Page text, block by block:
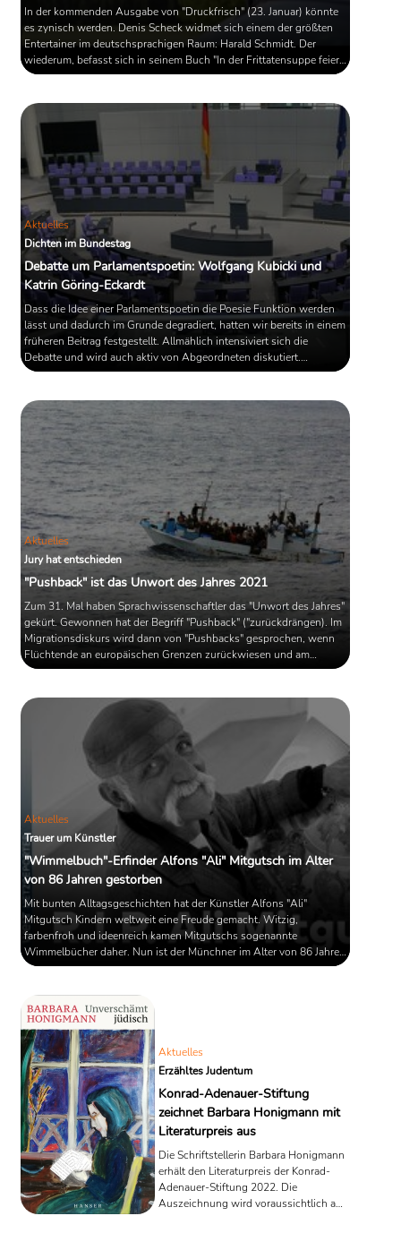
In der kommenden Ausgabe von "Druckfrisch" (23. Januar) könnte
es zynisch werden. Denis Scheck widmet sich einem der größten
Entertainer im deutschsprachigen Raum: Harald Schmidt. Der
wiederum, befasst sich in seinem Buch "In der Frittatensuppe feiert
die Provinz ihre Triumphe" mit einem der berühmtesten
Jahrhundertschriftsteller war nicht nur ein Meister der
Übertreibungskunst, sondern auch begeisterter Wirts- und
Kaffeehausbesucher. ...
Aktuelles
Dichten im Bundestag
Debatte um Parlamentspoetin: Wolfgang Kubicki und
Katrin Göring-Eckardt
Dass die Idee einer Parlamentspoetin die Poesie Funktion werden
lässt und dadurch im Grunde degradiert, hatten wir bereits in einem
früheren Beitrag festgestellt. Allmählich intensiviert sich die
Debatte und wird auch aktiv von Abgeordneten diskutiert.
Ausgerechnet der FDP-Politiker Wolfgang Kubicki überzeugt dabei
als viele seiner Kolleginnen und Kollegen.
Aktuelles
Jury hat entschieden
"Pushback" ist das Unwort des Jahres 2021
Zum 31. Mal haben Sprachwissenschaftler das "Unwort des Jahres"
gekürt. Gewonnen hat der Begriff "Pushback" ("zurückdrängen). Im
Migrationsdiskurs wird dann von "Pushbacks" gesprochen, wenn
Flüchtende an europäischen Grenzen zurückwiesen und am
Grenzübertritt gehindert werden. Die Jury kritisiert die unreflektierte
Prozess beschönigt wird, der den Menschen auf der Flucht die
Möglichkeit nimmt, das Menschen- und Grundrecht auf Asyl ...
Aktuelles
Trauer um Künstler
"Wimmelbuch"-Erfinder Alfons "Ali" Mitgutsch im Alter
von 86 Jahren gestorben
Mit bunten Alltagsgeschichten hat der Künstler Alfons "Ali"
Mitgutsch Kindern weltweit eine Freude gemacht. Witzig,
farbenfroh und ideenreich kamen Mitgutschs sogenannte
Wimmelbücher daher. Nun ist der Münchner im Alter von 86 Jahren
gestorben.
Aktuelles
Erzähltes Judentum
Konrad-Adenauer-Stiftung
zeichnet Barbara Honigmann mit
Literaturpreis aus
Die Schriftstellerin Barbara Honigmann
erhält den Literaturpreis der Konrad-
Adenauer-Stiftung 2022. Die
Auszeichnung wird voraussichtlich am